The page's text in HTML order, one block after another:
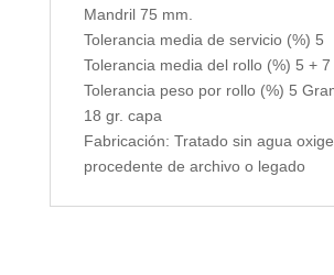
Mandril 75 mm.
Tolerancia media de servicio (%) 5
Tolerancia media del rollo (%) 5 + 7
Tolerancia peso por rollo (%) 5
18 gr. capa
Fabricación: Tratado sin agua
procedente de archivo o legado